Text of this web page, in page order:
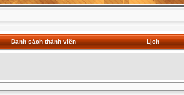
Danh sách thành viên Lịch